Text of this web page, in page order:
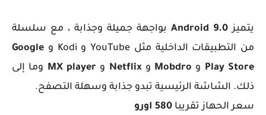
يتميز Android 9.0 بواجهة جميلة وجذابة ، مع سلسلة
من التطبيقات الداخلية مثل YouTube و Kodi و
Google
Play Store و Mobdro وNetflix وMX player وما إلى
ذلك. الشاشة الرئيسية تبدو جذابة وسهلة التصفح.
سعر الحهاز تقريبا 580 اورو